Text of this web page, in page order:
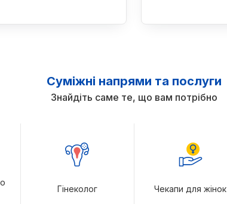
Суміжні напрями та послуги
Знайдіть саме те, що вам потрібно
Гінеколог Чекапи для жінок